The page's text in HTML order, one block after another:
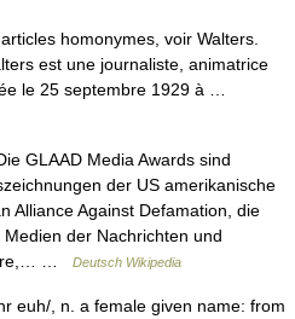
homonymes, voir Walters.
est une journaliste, animatrice
le 25 septembre 1929 à …
GLAAD Media Awards sind
der US amerikanische
Alliance Against Defamation, die
der Nachrichten und
…
Deutsch Wikipedia
euh/, n. a female given name: from